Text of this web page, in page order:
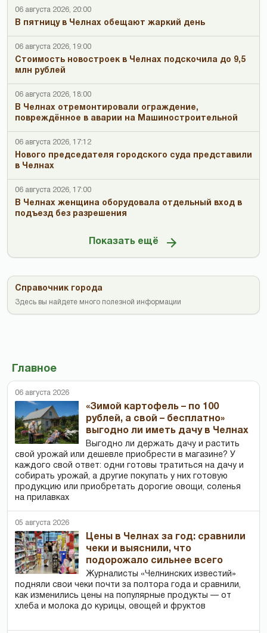
06 августа 2026, 20:00
В пятницу в Челнах обещают жаркий день
06 августа 2026, 19:00
Стоимость новостроек в Челнах подскочила до 9,5
млн рублей
06 августа 2026, 18:00
В Челнах отремонтировали ограждение,
повреждённое в аварии на Машиностроительной
06 августа 2026, 17:12
Нового председателя городского суда представили
в Челнах
06 августа 2026, 17:00
В Челнах женщина оборудовала отдельный вход в
подъезд без разрешения
Показать ещё
Справочник города
Здесь вы найдете много полезной информации
Главное
06 августа 2026
«Зимой картофель – по 100
рублей, а свой – бесплатно»
выгодно ли иметь дачу в Челнах
Выгодно ли держать дачу и растить
свой урожай или дешевле приобрести в магазине? У
каждого свой ответ: одни готовы тратиться на дачу и
собирать урожай, а другие покупать у них готовую
продукцию или приобретать дорогие овощи, соленья
на прилавках
05 августа 2026
Цены в Челнах за год: сравнили
чеки и выяснили, что
подорожало сильнее всего
Журналисты «Челнинских известий»
подняли свои чеки почти за полтора года и сравнили,
как изменились цены на популярные продукты — от
хлеба и молока до курицы, овощей и фруктов